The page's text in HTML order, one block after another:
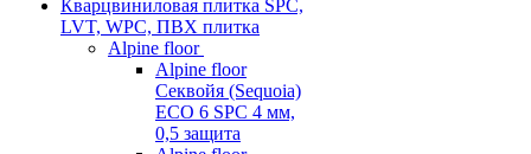
Кварцвиниловая плитка SPC,
LVT, WPC, ПВХ плитка
Alpine floor
Alpine floor
Секвойя (Sequoia)
ECO 6 SPC 4 мм,
0,5 защита